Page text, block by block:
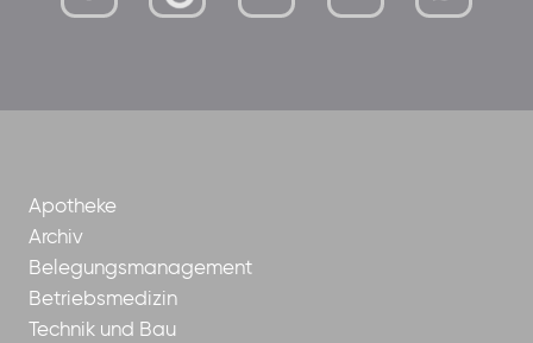
mutterhaus-xMBTtqOwC1KKBww
Apotheke
Archiv
Belegungsmanagement
Betriebsmedizin
Technik und Bau